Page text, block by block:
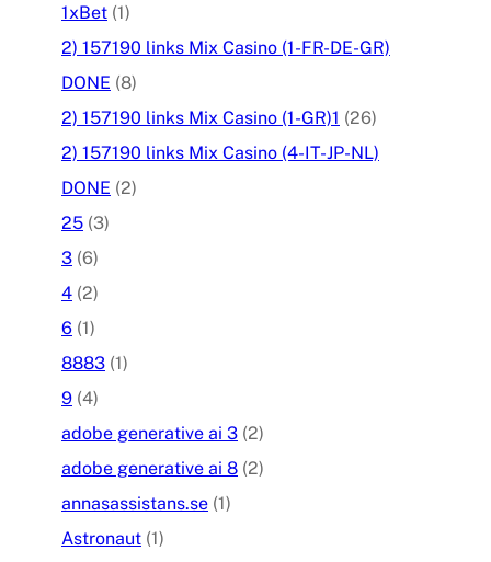
1xBet (1)
2) 157190 links Mix Casino (1-FR-DE-GR)
DONE (8)
2) 157190 links Mix Casino (1-GR)1 (26)
2) 157190 links Mix Casino (4-IT-JP-NL)
DONE (2)
25 (3)
3 (6)
4 (2)
6 (1)
8883 (1)
9 (4)
adobe generative ai 3 (2)
adobe generative ai 8 (2)
annasassistans.se (1)
Astronaut (1)